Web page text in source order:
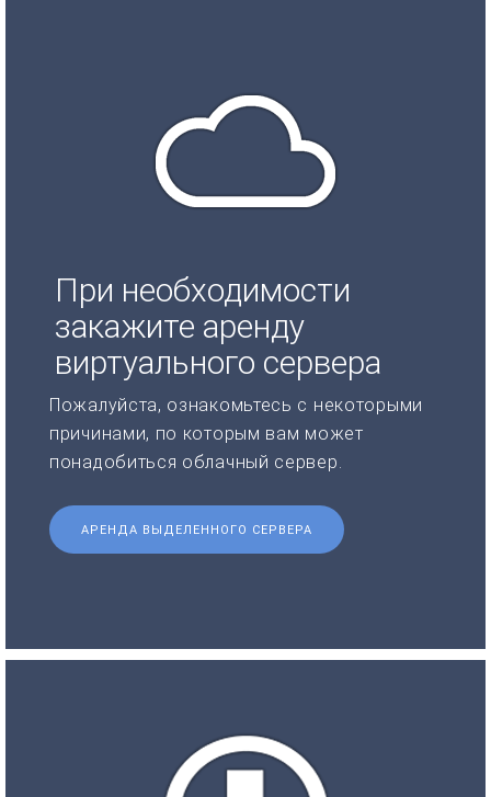
При необходимости
закажите аренду
виртуального сервера
Пожалуйста, ознакомьтесь с некоторыми
причинами, по которым вам может
понадобиться облачный сервер.
АРЕНДА ВЫДЕЛЕННОГО СЕРВЕРА